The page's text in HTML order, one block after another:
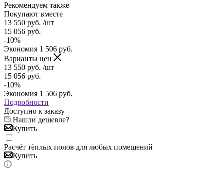
Рекомендуем также
Покупают вместе
13 550 руб. /шт
15 056 руб.
-10%
Экономия 1 506 руб.
Варианты цен
13 550 руб. /шт
15 056 руб.
-10%
Экономия 1 506 руб.
Подробности
Доступно к заказу
Нашли дешевле?
Купить
Расчёт тёплых полов для любых помещений
Купить